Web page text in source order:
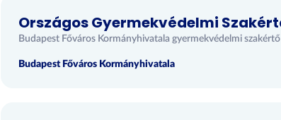
Országos Gyermekvédelmi
Budapest Főváros Kormányhivatala gyermekvédelmi
Budapest Főváros Kormányhivatala